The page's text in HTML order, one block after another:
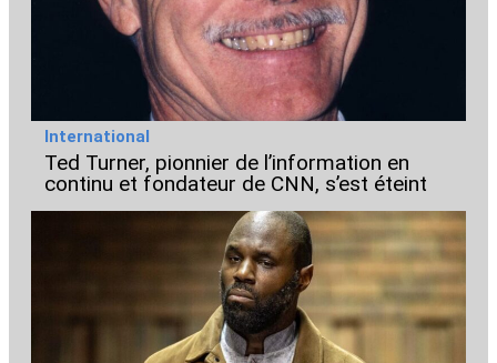
International
Ted Turner, pionnier de l’information en
continu et fondateur de CNN, s’est éteint